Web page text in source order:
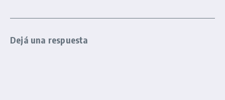
Dejá una respuesta